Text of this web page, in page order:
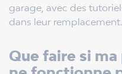
garage, avec des
dans leur remplacement.
Que faire si